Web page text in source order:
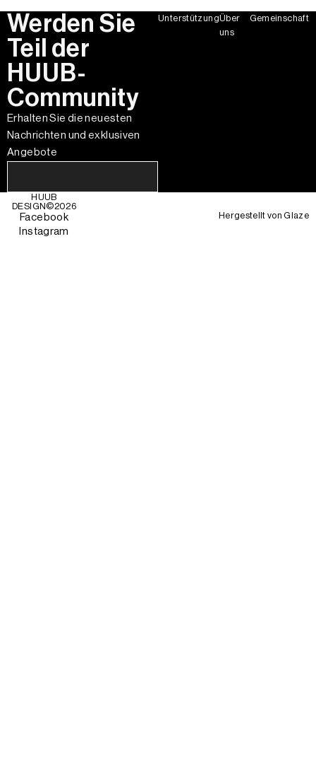
Werden Sie
Teil der
HUUB-
Community
Erhalten Sie die neuesten
Nachrichten und exklusiven
Angebote
UnterstützungÜber
uns
Gemeinschaft
HUUB
DESIGN©2026
Facebook
Instagram
Hergestellt vonGlaze